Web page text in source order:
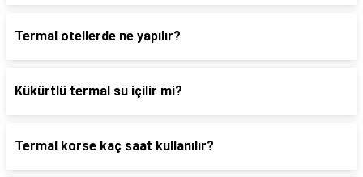
Termal otellerde ne yapılır?
Kükürtlü termal su içilir mi?
Termal korse kaç saat kullanılır?